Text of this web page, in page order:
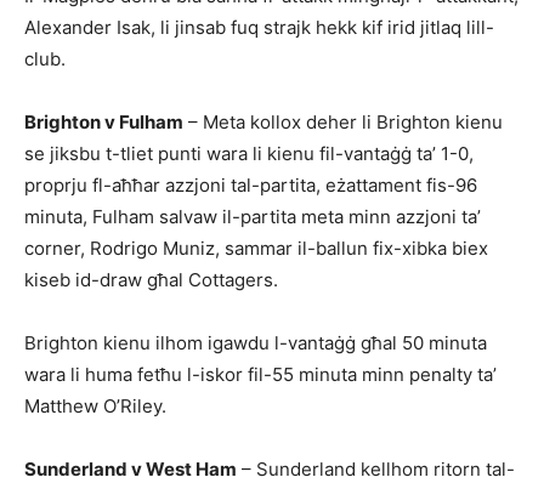
Alexander Isak, li jinsab fuq strajk hekk kif irid jitlaq lill-
club.
Brighton v Fulham – Meta kollox deher li Brighton kienu
se jiksbu t-tliet punti wara li kienu fil-vantaġġ ta’ 1-0,
proprju fl-aħħar azzjoni tal-partita, eżattament fis-96
minuta, Fulham salvaw il-partita meta minn azzjoni ta’
corner, Rodrigo Muniz, sammar il-ballun fix-xibka biex
kiseb id-draw għal Cottagers.
Brighton kienu ilhom igawdu l-vantaġġ għal 50 minuta
wara li huma fetħu l-iskor fil-55 minuta minn penalty ta’
Matthew O’Riley.
Sunderland v West Ham – Sunderland kellhom ritorn tal-